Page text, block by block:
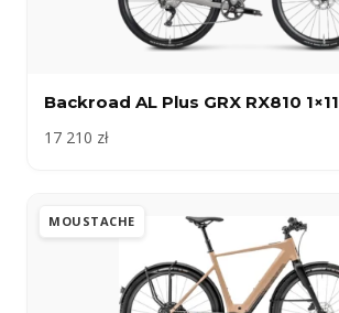
Backroad AL Plus GRX RX810 1×11
17 210 zł
MOUSTACHE